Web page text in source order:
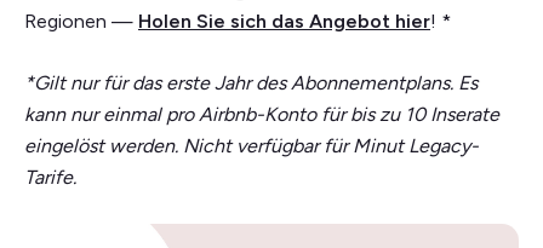
Regionen — Holen Sie sich das Angebot hier! *
*Gilt nur für das erste Jahr des Abonnementplans. Es
kann nur einmal pro Airbnb-Konto für bis zu 10 Inserate
eingelöst werden. Nicht verfügbar für Minut Legacy-
Tarife.